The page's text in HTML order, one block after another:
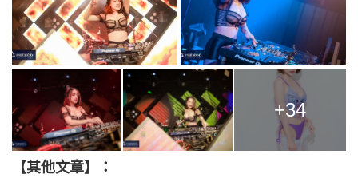
+34
【其他文章】：